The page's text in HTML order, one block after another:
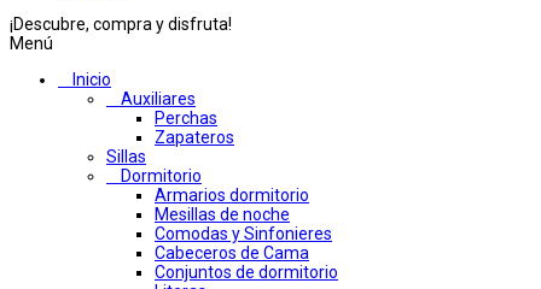
¡Descubre, compra y disfruta!
Menú
Inicio
Auxiliares
Perchas
Zapateros
Sillas
Dormitorio
Armarios dormitorio
Mesillas de noche
Comodas y Sinfonieres
Cabeceros de Cama
Conjuntos de dormitorio